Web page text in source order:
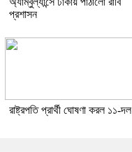
প্রশাসন
রাষ্ট্রপতি প্রার্থী ঘোষণা করল ১১-দল